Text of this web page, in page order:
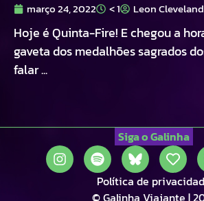
março 24, 2022 < 1 Leon Cleveland
Hoje é Quinta-Fire! E chegou a
gaveta dos medalhões sagrados
falar ...
Siga o Galinha
Política de